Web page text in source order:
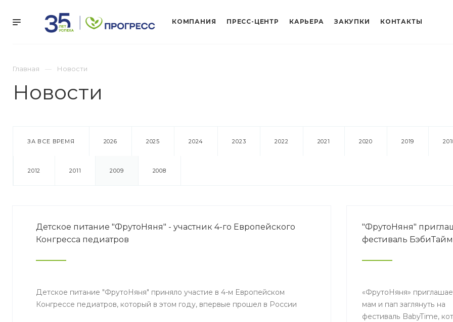
КОМПАНИЯ ПРЕСС-ЦЕНТР КАРЬЕРА ЗАКУПКИ КОНТАКТЫ
Главная Новости
Новости
ЗА ВСЕ ВРЕМЯ 2026 2025 2024 2023 2022 2021 2020 2019
2012 2011 2009 2008
Детское питание "ФрутоНяня" - участник 4-го Европейского
Конгресса педиатров
Детское питание "ФрутоНяня" приняло участие в 4-м Европейском
Конгрессе педиатров, который в этом году, впервые прошел в России
"ФрутоНяня"
фестиваль БэбиТайм
«ФрутоНяня»
мам и пап заглянуть на
фестиваль BabyTime,